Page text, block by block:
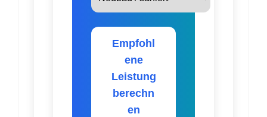
Empfohl
ene
Leistung
berechn
en